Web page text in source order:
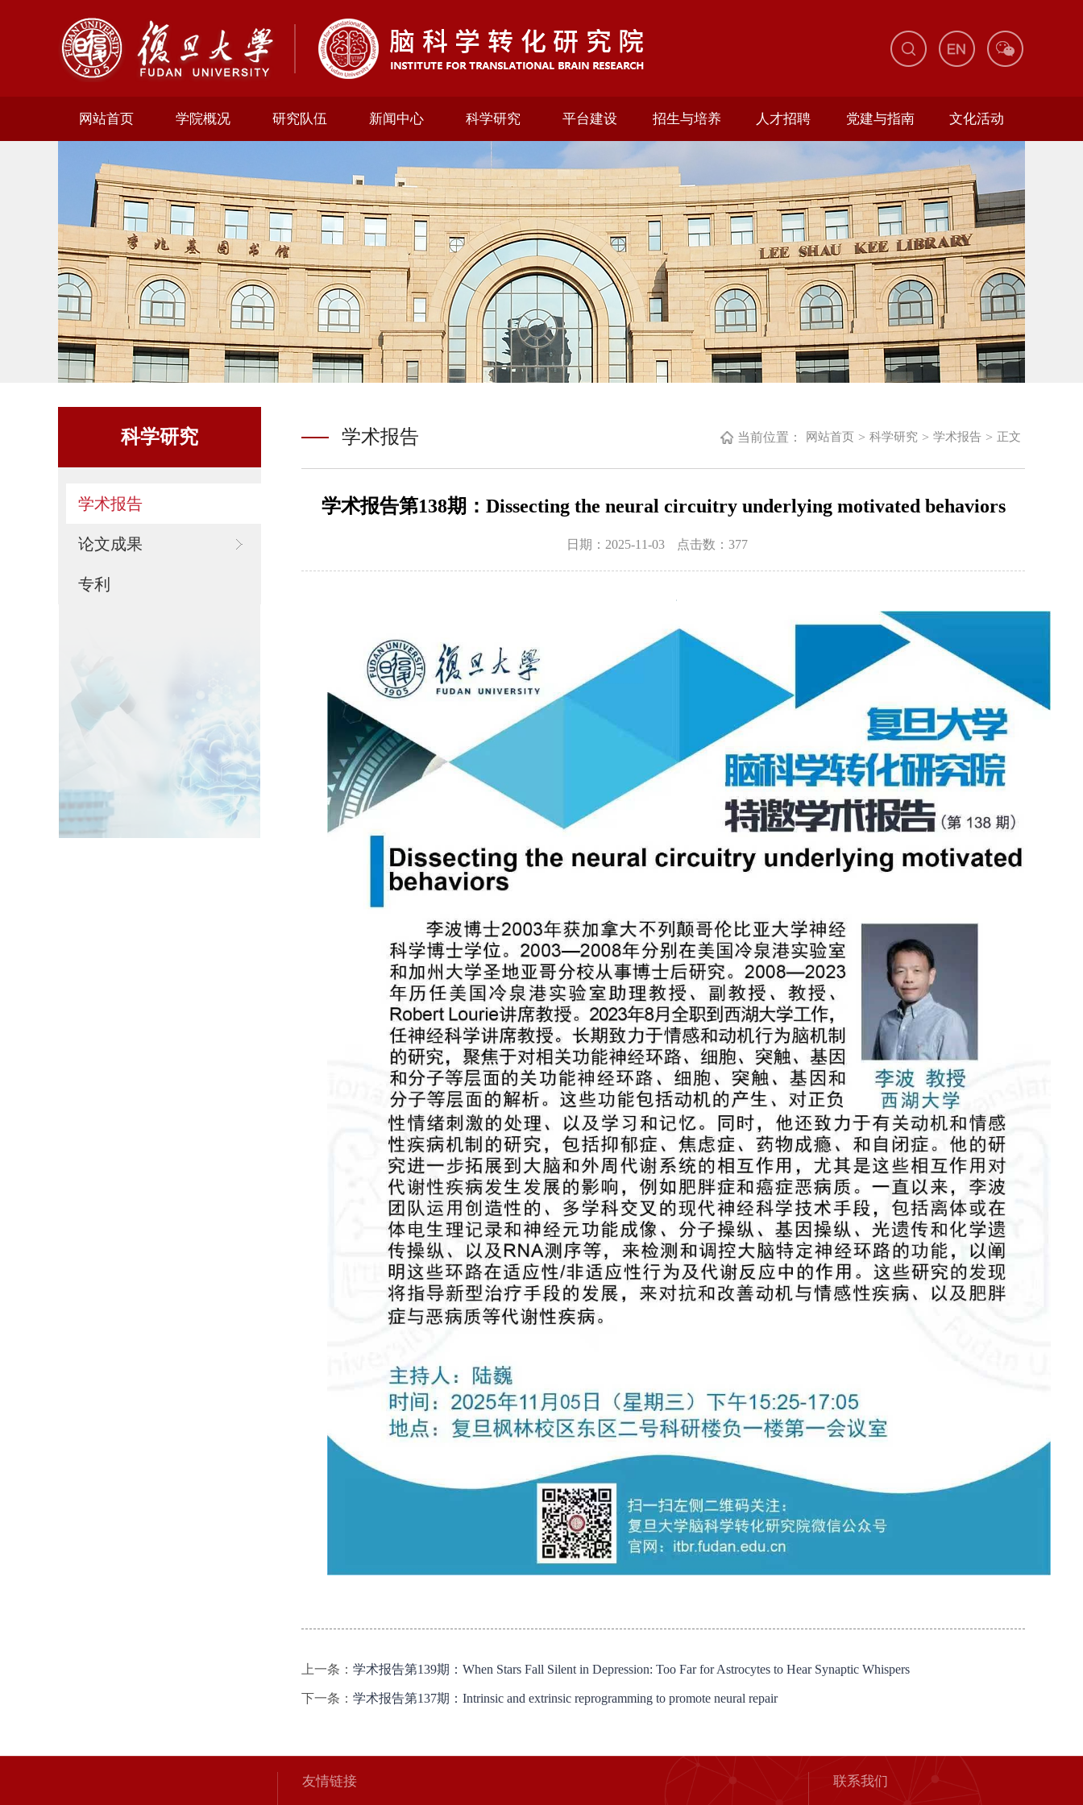
网站首页 学院概况 研究队伍 新闻中心 科学研究 平台建设 招生与培养 人才招聘 党建与指南 文化活动
科学研究
学术报告
论文成果
专利
学术报告 当前位置： 网站首页 > 科学研究 > 学术报告 > 正文
学术报告第138期：Dissecting the neural circuitry underlying motivated behaviors
日期：2025-11-03 点击数： 377
上一条： 学术报告第139期：When Stars Fall Silent in Depression: Too Far for Astrocytes to Hear Synaptic Whispers
下一条： 学术报告第137期：Intrinsic and extrinsic reprogramming to promote neural repair
友情链接 联系我们